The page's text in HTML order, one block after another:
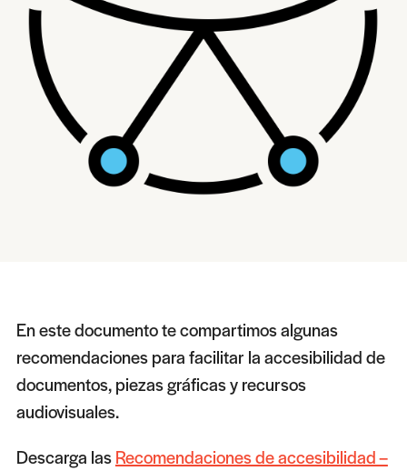
En este documento te compartimos algunas
recomendaciones para facilitar la accesibilidad de
documentos, piezas gráficas y recursos
audiovisuales.
Descarga lasRecomendaciones de accesibilidad –